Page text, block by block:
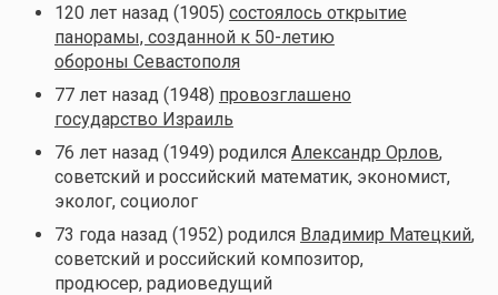
120 лет назад (1905) состоялось открытие
панорамы, созданной к 50-летию
обороны Севастополя
77 лет назад (1948) провозглашено
государство Израиль
76 лет назад (1949) родился Александр Орлов,
советский и российский математик, экономист,
эколог, социолог
73 года назад (1952) родился Владимир Матецкий,
советский и российский композитор,
продюсер, радиоведущий